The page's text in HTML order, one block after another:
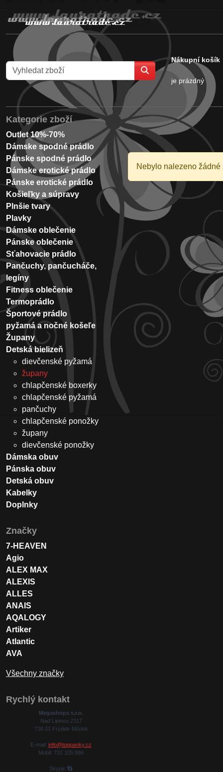
Nákupní košík
je prázdný
Nebylo nalezeno žádné
Kategorie zboží
Outlet 10%-70%
Dámske spodné prádlo
Pánske spodné prádlo
Dámske erotické prádlo
Pánske erotické prádlo
Košieľky a súpravy
Plnšie tvary
Plavky
Dámske oblečenie
Pánske oblečenie
Sťahovacie prádlo
Pančuchy, pančucháče,
legíny
Fitness oblečenie
Termoprádlo
Športové prádlo
pyžamá a nočné košeľe
Župany
Detská bielizeň
dievčenské pyžamá
župany
chlapčenské boxerky
chlapčenské pyžamá
pančuchy
chlapčenské ponožky
župany
dievčenské ponožky
Dámska obuv
Pánska obuv
Detská obuv
Kabelky
Doplnky
Značky
7-HEAVEN
Agio
ALEX MAX
ALEXIS
ALLES
ANAIS
AQALOGY
Artiker
Atlantic
AVA
Všechny značky
Rychlý kontakt
Megashops s.r.o.
Nad Lipinou 2317
738 01 Frýdek-Místek
E-mail: info@toppanky.cz
Mobil: 731 105 986
Skype: